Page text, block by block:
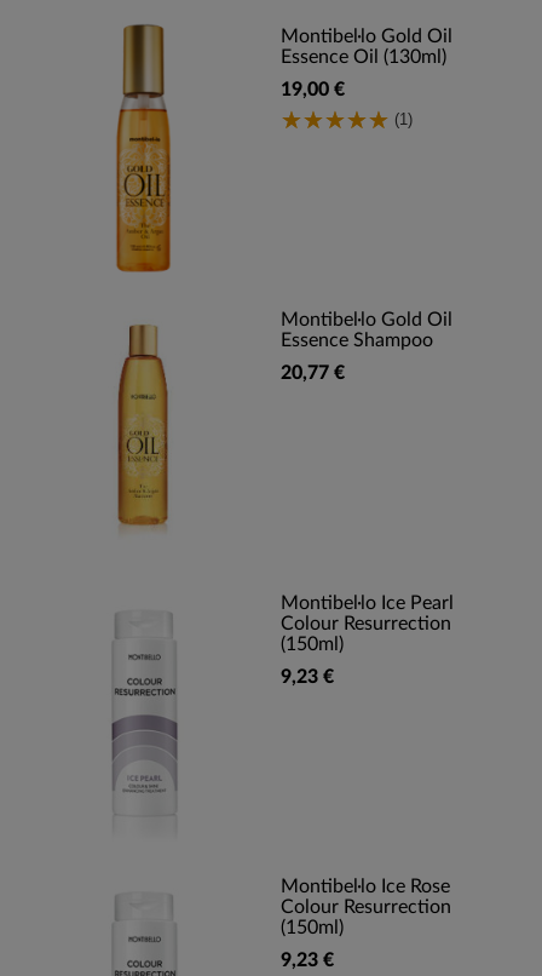
Montibel·lo Gold Oil
Essence Oil (130ml)
19,00 €
(1)
Montibel·lo Gold Oil
Essence Shampoo
20,77 €
Montibel·lo Ice Pearl
Colour Resurrection
(150ml)
9,23 €
Montibel·lo Ice Rose
Colour Resurrection
(150ml)
9,23 €